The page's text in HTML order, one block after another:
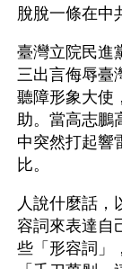
脫脫一條在中
臺灣立院民進
三出言侮辱臺
聽障形象大使
助。當高志鵬
中突然打起響
比。
人說什麼話，
容詞來表達自
些「形容詞」